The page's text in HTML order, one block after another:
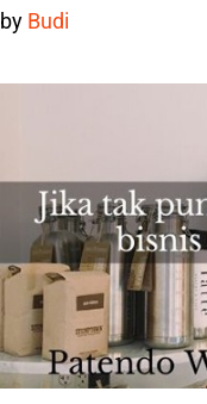
by Budi